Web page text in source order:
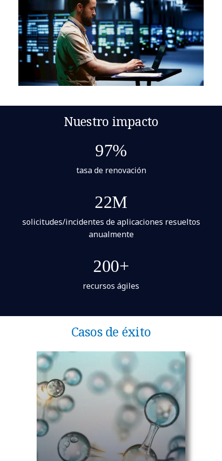
Nuestro impacto
97%
tasa de renovación
22M
solicitudes/incidentes de aplicaciones resueltos
anualmente
200+
recursos ágiles
Casos de éxito